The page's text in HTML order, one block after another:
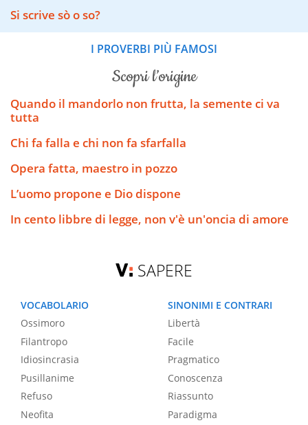
Si scrive sò o so?
I PROVERBI PIÙ FAMOSI
scopri l’origine
Quando il mandorlo non frutta, la semente ci va
tutta
Chi fa falla e chi non fa sfarfalla
Opera fatta, maestro in pozzo
L’uomo propone e Dio dispone
In cento libbre di legge, non v'è un'oncia di amore
SAPERE
VOCABOLARIO
Ossimoro
Filantropo
Idiosincrasia
Pusillanime
Refuso
Neofita
SINONIMI E CONTRARI
Libertà
Facile
Pragmatico
Conoscenza
Riassunto
Paradigma